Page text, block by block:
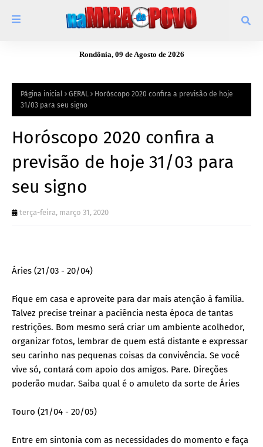
Rondônia, 09 de Agosto de 2026
Página inicial GERAL
Horóscopo 2020 confira a previsão de hoje
31/03 para seu signo
Horóscopo 2020 confira a
previsão de hoje 31/03 para
seu signo
terça-feira, março 31, 2020
Áries (21/03 - 20/04)
Fique em casa e aproveite para dar mais atenção à família.
Talvez precise treinar a paciência nesta época de tantas
restrições. Bom mesmo será criar um ambiente acolhedor,
organizar fotos, lembrar de quem está distante e expressar
seu carinho nas pequenas coisas da convivência. Se você
vive só, contará com apoio dos amigos. Pare. Direções
poderão mudar. Saiba qual é o amuleto da sorte de Áries
Touro (21/04 - 20/05)
Entre em sintonia com as necessidades do momento e faça